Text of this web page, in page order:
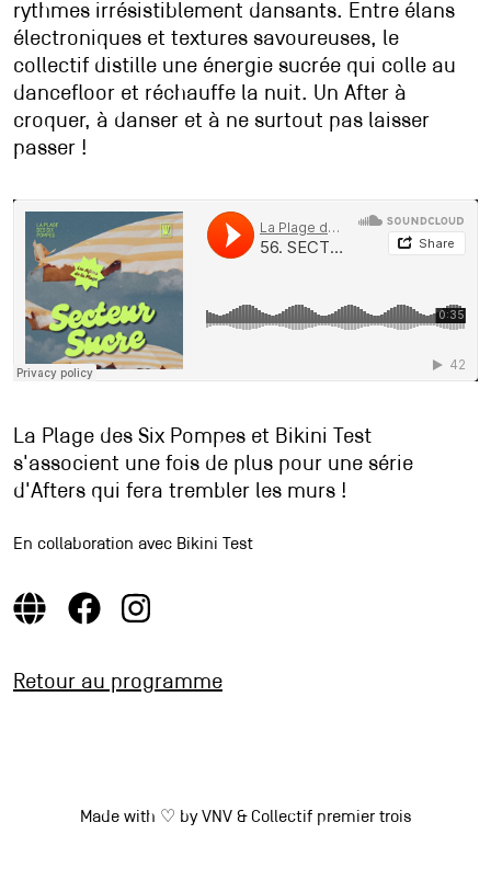
rythmes irrésistiblement dansants. Entre élans
électroniques et textures savoureuses, le
collectif distille une énergie sucrée qui colle au
dancefloor et réchauffe la nuit. Un After à
croquer, à danser et à ne surtout pas laisser
passer !
La Plage des Six Pompes et Bikini Test
s'associent une fois de plus pour une série
d'Afters qui fera trembler les murs !
En collaboration avec Bikini Test
Retour au programme
Made with ♡ by VNV & Collectif premier trois